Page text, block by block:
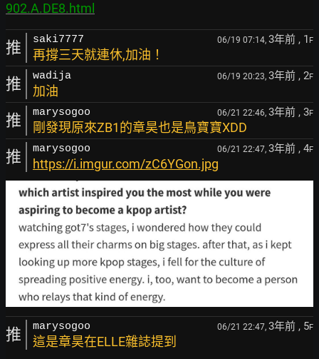
902.A.DE8.html
推 saki7777 06/19 07:14, 3年前 , 1 F
再撐三天就連休,加油！
推 wadija 06/19 20:23, 3年前 , 2F
加油
推 marysogoo 06/21 22:46, 3年前 , 3F
剛發現原來ZB1的章昊也是鳥寶寶XDD
推 marysogoo 06/21 22:47, 3年前 , 4F
https://i.imgur.com/zC6YGon.jpg
推 marysogoo 06/21 22:47, 3年前 , 5F
這是章昊在ELLE雜誌提到